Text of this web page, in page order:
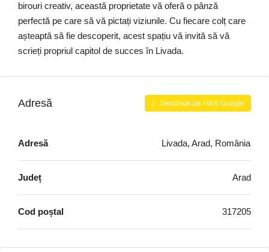
birouri creativ, această proprietate vă oferă o pânză
perfectă pe care să vă pictați viziunile. Cu fiecare colț care
așteaptă să fie descoperit, acest spațiu vă invită să vă
scrieți propriul capitol de succes în Livada.
Adresă Deschide pe Hărți Google
Adresă Livada, Arad, România
Județ Arad
Cod poștal 317205